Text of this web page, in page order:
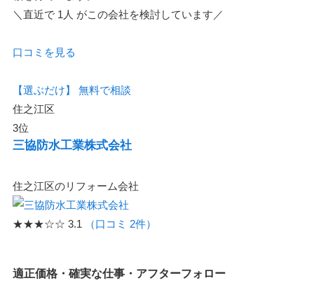
＼直近で 1人 がこの会社を検討しています／
口コミを見る
【選ぶだけ】
無料で相談
住之江区
3位
三協防水工業株式会社
住之江区のリフォーム会社
★★★☆☆ 3.1 （口コミ 2件）
適正価格・確実な仕事・アフターフォロー